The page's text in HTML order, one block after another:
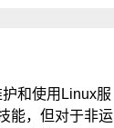
和使用Linux服
能，但对于非运